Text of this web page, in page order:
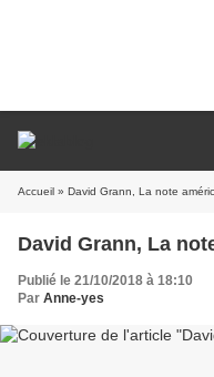
Accueil » David Grann, La note
David Grann, La
Publié le 21/10/2018 à 18:10
Par Anne-yes